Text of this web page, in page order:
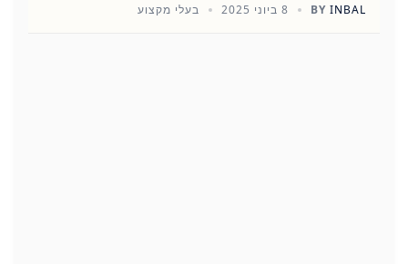
BY INBAL 8 ביוני 2025 בעלי מקצוע